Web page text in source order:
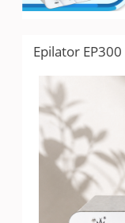
Epilator EP300